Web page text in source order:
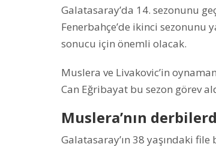
Galatasaray’da 14. sezonunu
Fenerbahçe’de ikinci sezonunu
sonucu için önemli olacak.
Muslera ve Livakovic’in
Can Eğribayat bu sezon görev
Muslera’nın
Galatasaray’ın 38 yaşındaki